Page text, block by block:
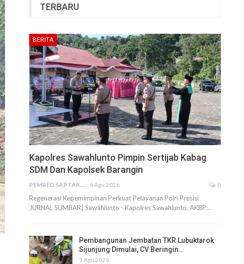
TERBARU
BERITA
Kapolres Sawahlunto Pimpin Sertijab Kabag
SDM Dan Kapolsek Barangin
PEMRED SAPTARIUS 6 Agu 2026 0
Regenerasi Kepemimpinan Perkuat Pelayanan Polri Presisi
JURNAL SUMBAR| Sawahlunto - Kapolres Sawahlunto, AKBP…
Pembangunan Jembatan TKR Lubuktarok
Sijunjung Dimulai, CV Beringin…
5 Agu 2026